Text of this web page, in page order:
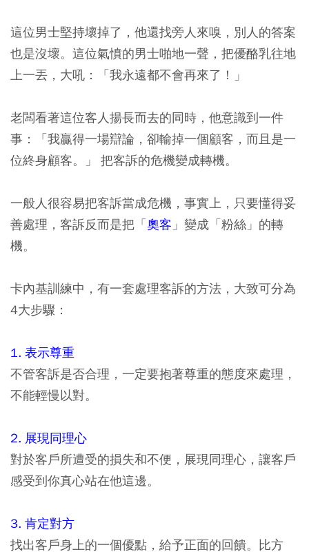
這位男士堅持壞掉了，他還找旁人來嗅，別人的答案
也是沒壞。這位氣憤的男士啪地一聲，把優酪乳往地
上一丟，大吼：「我永遠都不會再來了！」
老闆看著這位客人揚長而去的同時，他意識到一件
事：「我贏得一場辯論，卻輸掉一個顧客，而且是一
位終身顧客。」 把客訴的危機變成轉機。
一般人很容易把客訴當成危機，事實上，只要懂得妥
善處理，客訴反而是把「奧客 」變成「粉絲」的轉
機。
卡內基訓練中，有一套處理客訴的方法，大致可分為
4大步驟：
1. 表示尊重
不管客訴是否合理，一定要抱著尊重的態度來處理，
不能輕慢以對。
2. 展現同理心
對於客戶所遭受的損失和不便，展現同理心，讓客戶
感受到你真心站在他這邊。
3. 肯定對方
找出客戶身上的一個優點，給予正面的回饋。比方